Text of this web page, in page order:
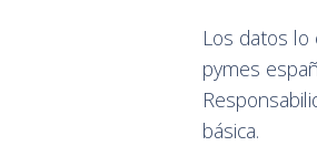
Los datos lo
pymes
básica.